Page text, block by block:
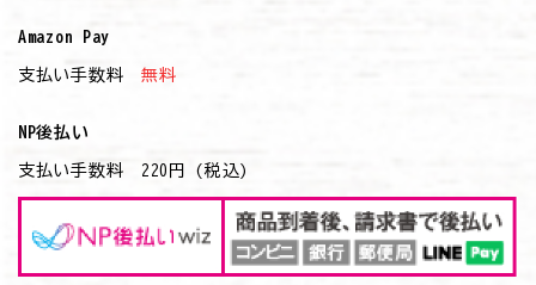
Amazon Pay
支払い手数料 無料
NP後払い
支払い手数料 220円 (税込)